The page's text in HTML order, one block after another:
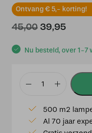
Ontvang € 5,- korting!
Nu besteld, over 1-
45,00
was:
39,95
is:
Modena
wandarmatuur
triade
500 m2
Al 70 jaar